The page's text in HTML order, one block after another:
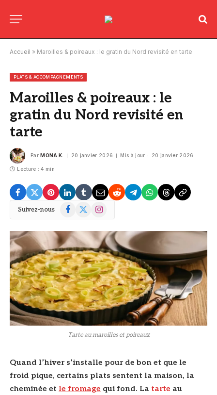
Accueil » Maroilles & poireaux : le gratin du Nord revisité en tarte
PLATS & ACCOMPAGNEMENTS
Maroilles & poireaux : le
gratin du Nord revisité en
tarte
Par MONA K. 20 janvier 2026 Mis à jour : 20 janvier 2026
Lecture : 4 min
Suivez-nous Facebook
X
Instagram
Tarte au maroilles et poireaux
Quand l’hiver s’installe pour de bon et que le
froid pique, certains plats sentent la maison, la
cheminée et le fromage qui fond. La tarte au